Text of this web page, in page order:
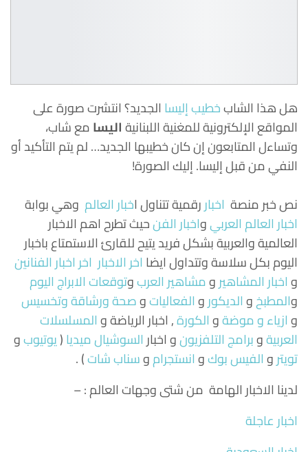
هل هذا الشابخطيب إليسا الجديد؟ انتشرت صورة على
المواقع الإلكترونية للمغنية اللبنانيةاليسامع شاب،
وتساءل المتابعون إن كان خطيبها الجديد… لم يتم التأكيد أو
النفي من قبل إليسا. إليك الصورة!
نص خبر منصة اخباررقمية تتناولاخبار العالم وهي بوابة
اخبار العالم العربيواخبار الفنحيث تطرح اهم الاخبار
العالمية والعربية بشكل فريد يتيح للقارئ الاستمتاع باخبار
اليوم بكل سلاسة وتتداول ايضا اخر الاخبار اخر اخبار الفنانين
واخبار المشاهيرومشاهير العربوتوقعات الابراج اليوم
والمطبخوالديكوروالفعالياتوصحة ورشاقة وتخسيس
وازياء و موضةوالكورة, اخبار الرياضة والمسلسلات
العربيةوبرامج التلفزيونو اخبار السوشيال ميديا(يوتيوبو
تويتروالفيس بوكوانستجراموسناب شات) .
لدينا الاخبار الهامة من شتى وجهات العالم : –
اخبار عاجلة